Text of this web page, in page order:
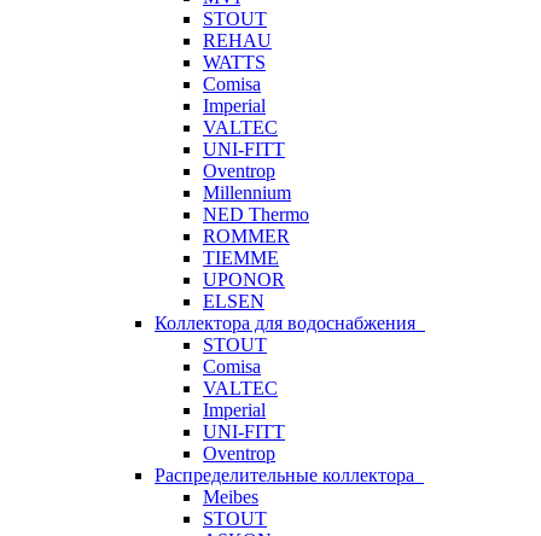
STOUT
REHAU
WATTS
Comisa
Imperial
VALTEC
UNI-FITT
Oventrop
Millennium
NED Thermo
ROMMER
TIEMME
UPONOR
ELSEN
Коллектора для водоснабжения
STOUT
Comisa
VALTEC
Imperial
UNI-FITT
Oventrop
Распределительные коллектора
Meibes
STOUT